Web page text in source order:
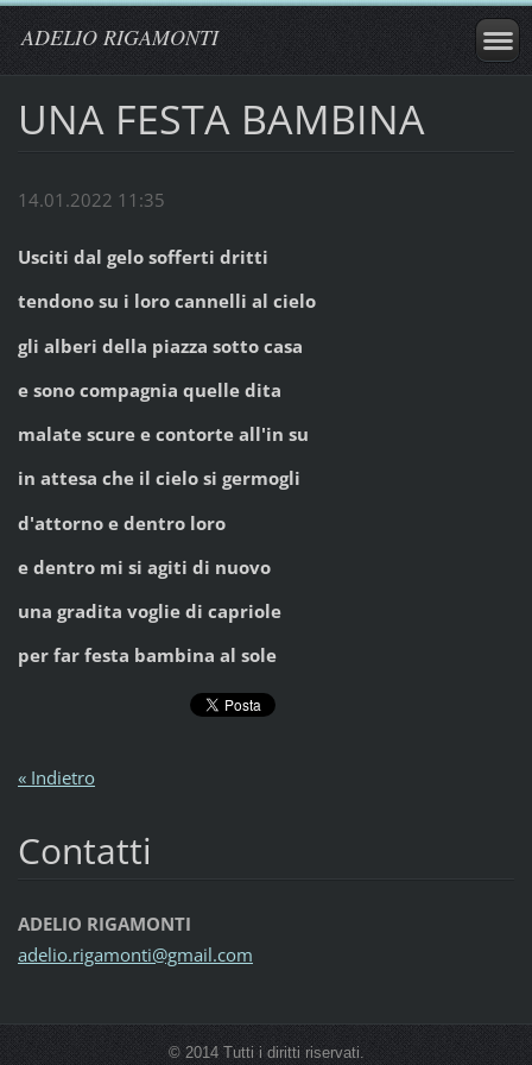
ADELIO RIGAMONTI
UNA FESTA BAMBINA
14.01.2022 11:35
Usciti dal gelo sofferti dritti
tendono su i loro cannelli al cielo
gli alberi della piazza sotto casa
e sono compagnia quelle dita
malate scure e contorte all'in su
in attesa che il cielo si germogli
d'attorno e dentro loro
e dentro mi si agiti di nuovo
una gradita voglie di capriole
per far festa bambina al sole
« Indietro
Contatti
ADELIO RIGAMONTI
adelio.rigamonti@gmail.com
© 2014 Tutti i diritti riservati.